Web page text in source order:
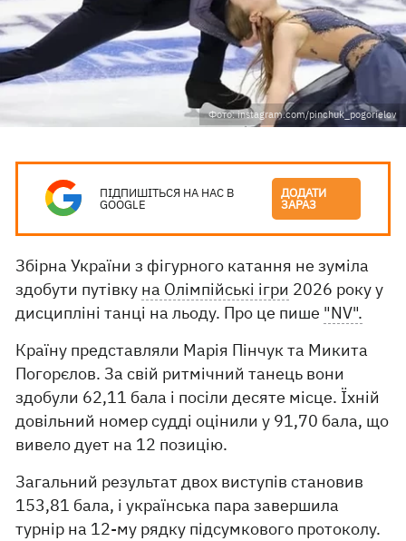
Фото: instagram.com/pinchuk_pogorielov
ПІДПИШІТЬСЯ НА НАС В
GOOGLE
ДОДАТИ
ЗАРАЗ
Збірна України з фігурного катання не зуміла
здобути путівку на Олімпійські ігри 2026 року у
дисципліні танці на льоду. Про це пише "NV".
Країну представляли Марія Пінчук та Микита
Погорєлов. За свій ритмічний танець вони
здобули 62,11 бала і посіли десяте місце. Їхній
довільний номер судді оцінили у 91,70 бала, що
вивело дует на 12 позицію.
Загальний результат двох виступів становив
153,81 бала, і українська пара завершила
турнір на 12-му рядку підсумкового протоколу.